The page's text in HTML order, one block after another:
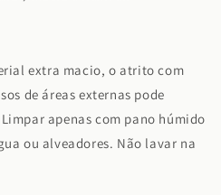
extra macio, o atrito com
de áreas externas pode
apenas com pano húmido
ou alveadores. Não lavar na